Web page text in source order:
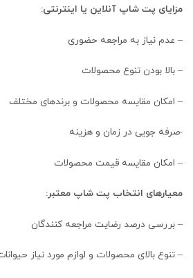
مزایای پت شاپ آنلاین یا اینترنتی:
– عدم نیاز به مراجعه حضوری
– بالا بودن تنوع محصولات
– امکان مقایسه محصولات و برندهای مختلف
-صرفه جویی در زمان و هزینه
– امکان مقایسه قیمت محصولات
معیارهای انتخاب پت شاپ معتبر:
– بررسی درصد رضایت مراجعه کنندگان
– تنوع بالای محصولات و لوازم مورد نیاز